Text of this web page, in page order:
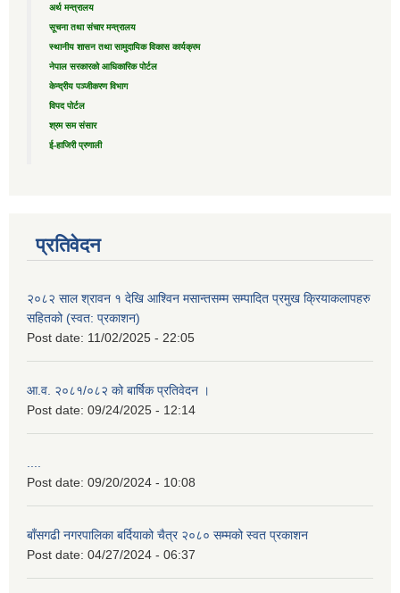
अर्थ मन्त्रालय
सूचना तथा संचार मन्त्रालय
स्थानीय शासन तथा सामुदायिक विकास कार्यक्रम
नेपाल सरकारको आधिकारिक पोर्टल
केन्द्रीय पञ्जीकरण विभाग
विपद पोर्टल
श्रम सम संसार
ई-हाजिरी प्रणाली
प्रतिवेदन
२०८२ साल श्रावन १ देखि आश्विन मसान्तसम्म सम्पादित प्रमुख क्रियाकलापहरु
सहितको (स्वत: प्रकाशन)
Post date: 11/02/2025 - 22:05
आ.व. २०८१/०८२ को बार्षिक प्रतिवेदन ।
Post date: 09/24/2025 - 12:14
....
Post date: 09/20/2024 - 10:08
बाँसगढी नगरपालिका बर्दियाको चैत्र २०८० सम्मको स्वत प्रकाशन
Post date: 04/27/2024 - 06:37